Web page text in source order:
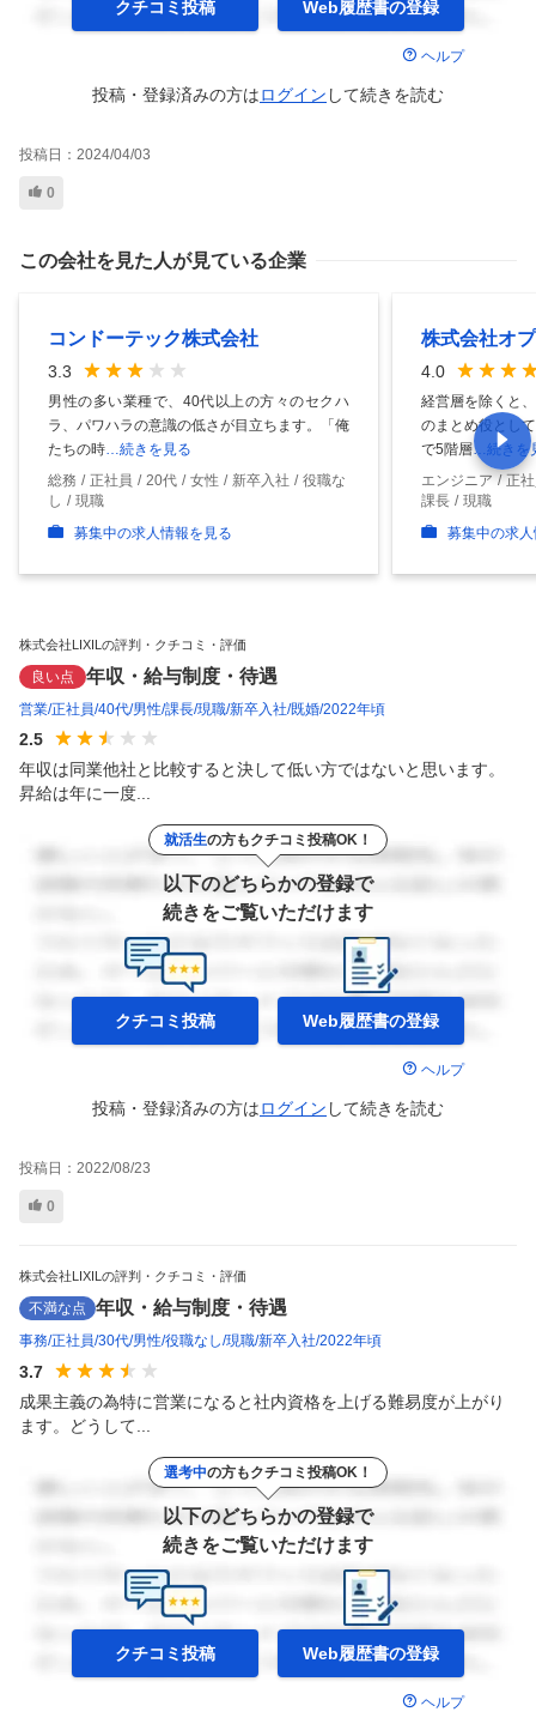
クチコミ投稿 Web履歴書の登録
ヘルプ
投稿・登録済みの方はログイン して続きを読む
投稿日： 2024/04/03
0
この会社を見た人が見ている企業
コンドーテック株式会社
3.3
男性の多い業種で、40代以上の方々のセクハ
ラ、パワハラの意識の低さが目立ちます。「俺
たちの時 …続きを見る
総務
正社員 20代 女性 新卒入社
役職な
し
現職
募集中の求人情報を見る
株式会社オ
4.0
経営層を除くと
のまとめ役とし
で5階層…続きを
エンジニア
正
課長
現職
募集中の求
株式会社LIXILの評判・クチコミ・評価
良い点 年収・給与制度・待遇
営業 正社員 40代 男性 課長 現職 新卒入社 既婚 2022年頃
2.5
年収は同業他社と比較すると決して低い方ではないと思います。
昇給は年に一度...
就活生の方もクチコミ投稿OK！
以下のどちらかの登録で
続きをご覧いただけます
クチコミ投稿 Web履歴書の登録
ヘルプ
投稿・登録済みの方はログイン して続きを読む
投稿日： 2022/08/23
0
株式会社LIXILの評判・クチコミ・評価
不満な点 年収・給与制度・待遇
事務 正社員 30代 男性 役職なし 現職 新卒入社 2022年頃
3.7
成果主義の為特に営業になると社内資格を上げる難易度が上がり
ます。どうして...
選考中の方もクチコミ投稿OK！
以下のどちらかの登録で
続きをご覧いただけます
クチコミ投稿 Web履歴書の登録
ヘルプ